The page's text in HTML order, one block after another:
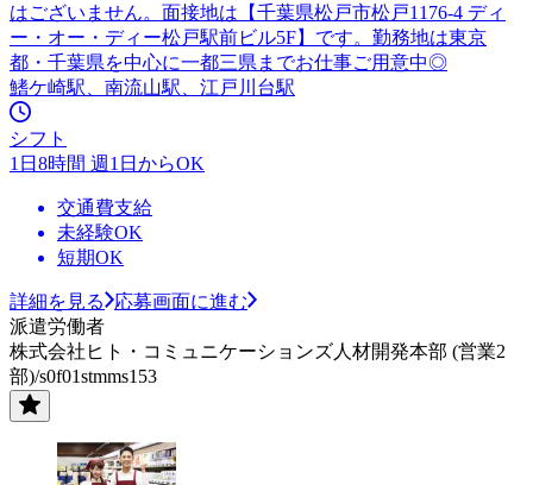
はございません。面接地は【千葉県松戸市松戸1176-4 ディ
ー・オー・ディー松戸駅前ビル5F】です。勤務地は東京
都・千葉県を中心に一都三県までお仕事ご用意中◎
鰭ケ崎駅、南流山駅、江戸川台駅
シフト
1日8時間 週1日からOK
交通費支給
未経験OK
短期OK
詳細を見る
応募画面に進む
派遣労働者
株式会社ヒト・コミュニケーションズ人材開発本部 (営業2
部)/s0f01stmms153